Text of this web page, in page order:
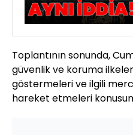
Toplantının sonunda,
güvenlik ve koruma
göstermeleri ve ilgili
hareket etmeleri